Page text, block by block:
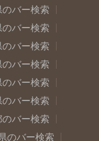
のバー検索
のバー検索
のバー検索
のバー検索
のバー検索
のバー検索
のバー検索
のバー検索